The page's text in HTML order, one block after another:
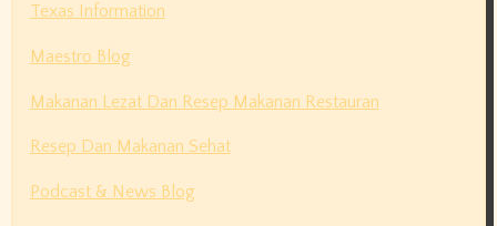
Texas Information
Maestro Blog
Makanan Lezat Dan Resep Makanan Restauran
Resep Dan Makanan Sehat
Podcast & News Blog